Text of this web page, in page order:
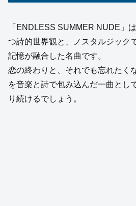
「ENDLESS SUMMER NUDE」
つ詩的世界観と、ノスタルジック
記憶が融合した名曲です。
恋の終わりと、それでも忘れたく
を音楽と詩で包み込んだ一曲とし
り続けるでしょう。